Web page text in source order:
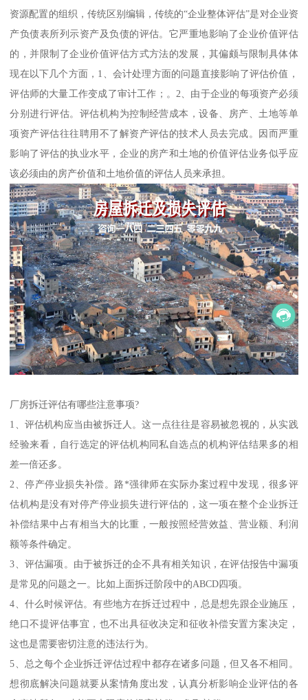
资源配置的组织，传统区别编辑，传统的“企业整体评估”是对企业资
产负债表所列示资产及负债的评估。它严重地影响了企业价值评估
的，并限制了企业价值评估方式方法的发展，其偏颇与限制具体体
现在以下几个方面，1、会计处理方面的问题直接影响了评估价值，
评估师的大量工作变成了审计工作；。2、由于企业的每项资产必须
分别进行评估。评估机构为控制经营成本，设备、房产、土地等单
项资产评估往往聘用不了解资产评估的技术人员去完成。因而严重
影响了评估的执业水平，企业的房产和土地的价值评估业务似乎应
该必须由的房产价值和土地价值的评估人员来承担。
厂房拆迁评估有哪些注意事项?
1、评估机构应当由被拆迁人。这一点往往是容易被忽视的，从实践
经验来看，自行选定的评估机构同私自选点的机构评估结果多的相
差一倍还多。
2、停产停业损失补偿。路*强律师在实际办案过程中发现，很多评
估机构是没有对停产停业损失进行评估的，这一项在整个企业拆迁
补偿结果中占有相当大的比重，一般按照经营效益、营业额、利润
额等条件确定。
3、评估漏项。由于被拆迁的企不具有相关知识，在评估报告中漏项
是常见的问题之一。比如上面拆迁阶段中的ABCD四项。
4、什么时候评估。有些地方在拆迁过程中，总是想先跟企业施压，
绝口不提评估事宜，也不出具征收决定和征收补偿安置方案决定，
这也是需要密切注意的违法行为。
5、总之每个企业拆迁评估过程中都存在诸多问题，但又各不相同。
想彻底解决问题就要从案情角度出发，认真分析影响企业评估的各